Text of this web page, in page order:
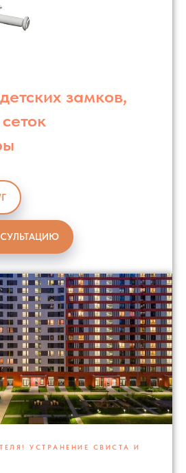
замков,
УСТРАНЕНИЕ СВИСТА И